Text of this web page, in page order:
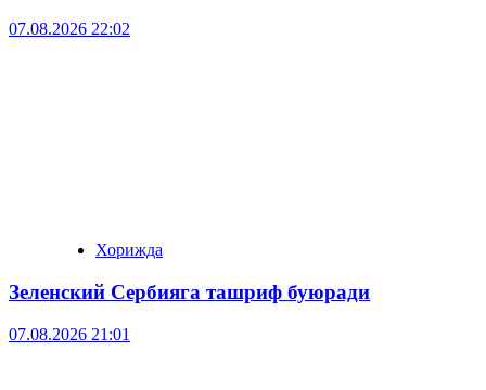
07.08.2026 22:02
Хорижда
Зеленский Сербияга ташриф буюради
07.08.2026 21:01